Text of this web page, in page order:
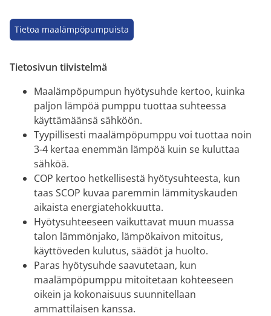
Tietoa maalämpöpumpuista
Tietosivun tiivistelmä
Maalämpöpumpun hyötysuhde kertoo, kuinka
paljon lämpöä pumppu tuottaa suhteessa
käyttämäänsä sähköön.
Tyypillisesti maalämpöpumppu voi tuottaa noin
3-4 kertaa enemmän lämpöä kuin se kuluttaa
sähköä.
COP kertoo hetkellisestä hyötysuhteesta, kun
taas SCOP kuvaa paremmin lämmityskauden
aikaista energiatehokkuutta.
Hyötysuhteeseen vaikuttavat muun muassa
talon lämmönjako, lämpökaivon mitoitus,
käyttöveden kulutus, säädöt ja huolto.
Paras hyötysuhde saavutetaan, kun
maalämpöpumppu mitoitetaan kohteeseen
oikein ja kokonaisuus suunnitellaan
ammattilaisen kanssa.